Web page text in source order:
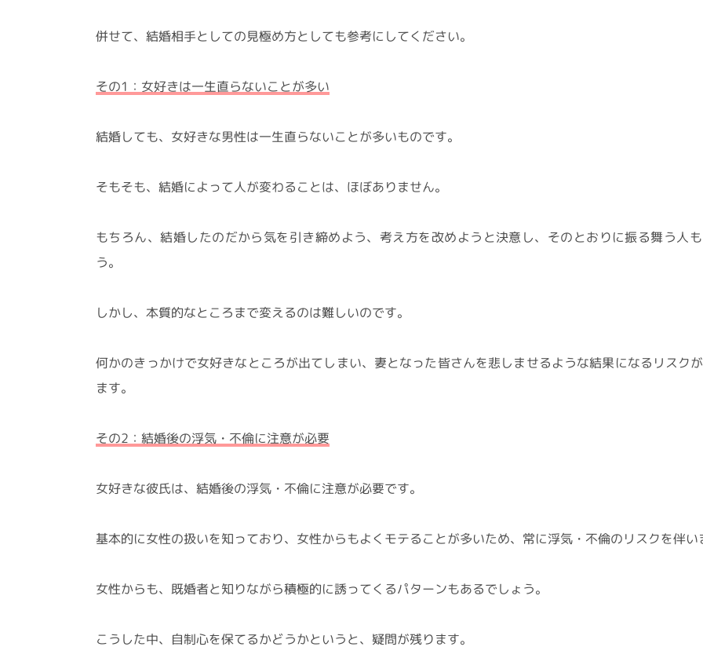
併せて、結婚相手としての見極め方としても参考にしてください。
その1：女好きは一生直らないことが多い
結婚しても、女好きな男性は一生直らないことが多いものです。
そもそも、結婚によって人が変わることは、ほぼありません。
もちろん、結婚したのだから気を引き締めよう、考え方を改めようと決意し、そのとおりに振る舞う人
う。
しかし、本質的なところまで変えるのは難しいのです。
何かのきっかけで女好きなところが出てしまい、妻となった皆さんを悲しませるような結果になるリスク
ます。
その2：結婚後の浮気・不倫に注意が必要
女好きな彼氏は、結婚後の浮気・不倫に注意が必要です。
基本的に女性の扱いを知っており、女性からもよくモテることが多いため、常に浮気・不倫のリスクを伴い
女性からも、既婚者と知りながら積極的に誘ってくるパターンもあるでしょう。
こうした中、自制心を保てるかどうかというと、疑問が残ります。